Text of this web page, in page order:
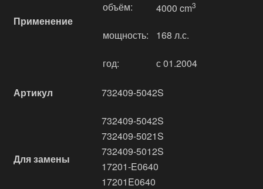
Применение
объём: 4000 cm3
мощность: 168 л.с.
год: с 01.2004
Артикул 732409-5042S
Для замены
732409-5042S
732409-5021S
732409-5012S
17201-E0640
17201E0640